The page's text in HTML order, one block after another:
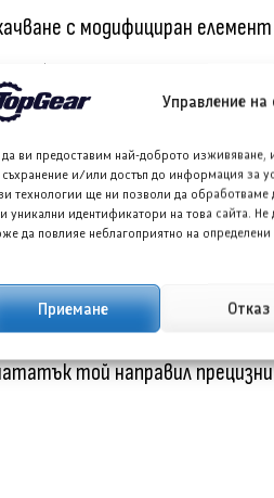
Управление на
да ви предоставим най-доброто изживяване,
съхранение и/или достъп до информация за
технологии ще ни позволи да
уникални идентификатори на това сайта. Не
да повлияе неблагоприятно на
Приемане Отказ
с модифициран
по поръчка
с раменни джанти Excel и
от короната на цялата
възстановил
той направил